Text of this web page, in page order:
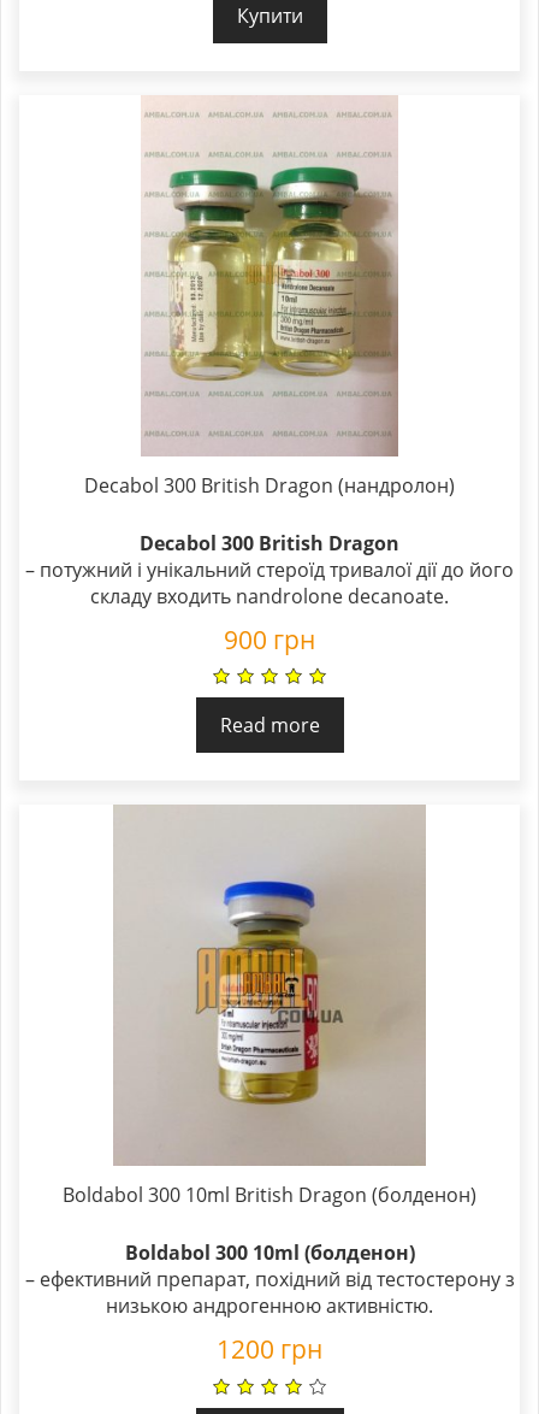
Купити
Decabol 300 British Dragon (нандролон)
Decabol 300 British Dragon
– потужний і унікальний стероїд тривалої дії до його
складу входить nandrolone decanoate.
900 грн
Read more
Boldabol 300 10ml British Dragon (болденон)
Boldabol 300 10ml (болденон)
– ефективний препарат, похідний від тестостерону з
низькою андрогенною активністю.
1200 грн